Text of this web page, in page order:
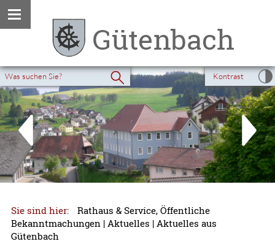
Kontrast
Sie sind hier:
Rathaus & Service, Öffentliche
Bekanntmachungen|Aktuelles |Aktuelles aus
Gütenbach